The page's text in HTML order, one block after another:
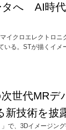
タへ AI時
イクロエレクトロ
いる。STが描くイ
世代MR
新技術を披
で、3Dイメージン